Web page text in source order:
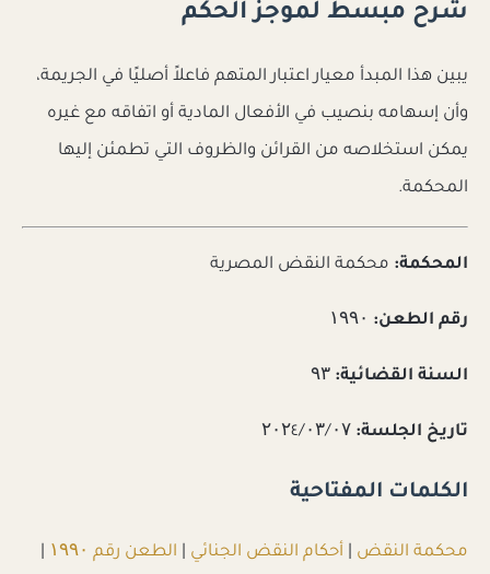
شرح مبسط لموجز الحكم
يبين هذا المبدأ معيار اعتبار المتهم فاعلاً أصليًا في الجريمة،
وأن إسهامه بنصيب في الأفعال المادية أو اتفاقه مع غيره
يمكن استخلاصه من القرائن والظروف التي تطمئن إليها
المحكمة.
المحكمة: محكمة النقض المصرية
رقم الطعن:
السنة القضائية:
تاريخ الجلسة:
الكلمات المفتاحية
محكمة النقض أحكام النقض الجنائي الطعن رقم ۱۹۹۰